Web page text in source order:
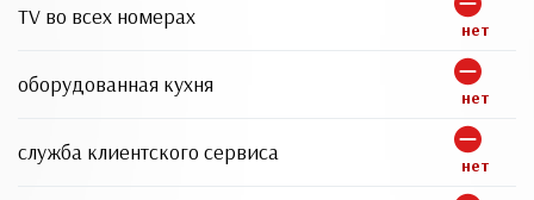
TV во всех номерах нет
оборудованная кухня нет
служба клиентского сервиса нет